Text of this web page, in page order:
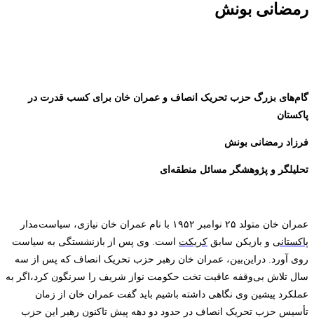
رمضانی بونش
گام‌های بزرگ حزب تحریک انصاف و عمران خان برای کسب قدرت در
پاکستان
فرزاد رمضانی بونش
تحلیلگر و پژوهشگر مسائل منطقه‌ای
عمران خان متولد ۲۵ نوامبر ۱۹۵۲ با نام عمران خان نیازی، سیاست‌مدار
پاکستانی و بازیکن سابق کریکت
است. وی پس از بازنشستگی به سیاست
روی آورد. دراین‌بین، عمران خان رهبر حزب تحریک انصاف که پس از سه
سال تلاش بی‌وقفه عاقبت تخت حکومت نواز شریف را سرنگون کرد،اگر به
عملکرد پیشین وی نگاهی داشته باشیم باید گفت عمران خان از زمان
تأسیس حزب تحریک انصاف در حدود دو دهه پیش تاکنون رهبر این حزب